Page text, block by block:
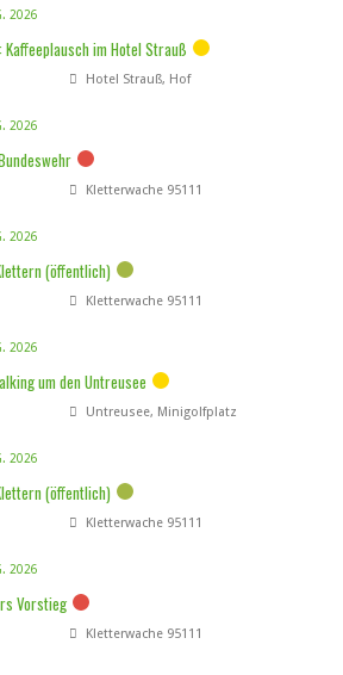
2026
Kaffeeplausch im Hotel Strauß
Hotel Strauß, Hof
2026
Kletterwache 95111
2026
(öffentlich)
Kletterwache 95111
2026
um den Untreusee
Untreusee, Minigolfplatz
2026
(öffentlich)
Kletterwache 95111
2026
Vorstieg
Kletterwache 95111